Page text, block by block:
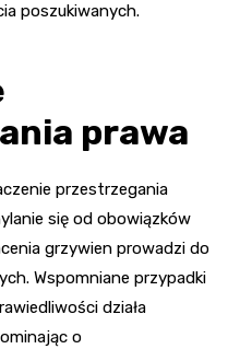
poszukiwanych.
prawa
przestrzegania
się od obowiązków
grzywien prowadzi do
Wspomniane przypadki
działa
o